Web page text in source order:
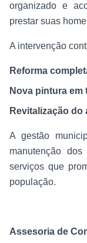
organizado e
prestar suas
A intervenção
Reforma
Nova pintura
Revitalização
A gestão
manutenção
serviços que
população.
Assesoria de